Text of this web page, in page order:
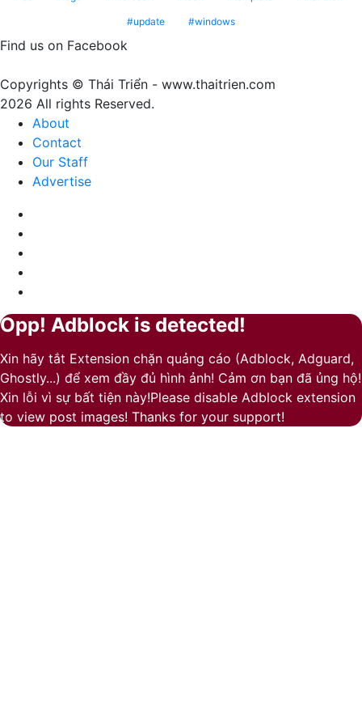
Fuzz
Màu
sự
nhã
nhặn
update windows
Find us on Facebook
Copyrights © Thái Triển - www.thaitrien.com
2026 All rights Reserved.
About
Contact
Our Staff
Advertise
Back
top
button
Close
Opp! Adblock is detected!
Xin hãy tắt Extension chặn quảng cáo (Adblock, Adguard,
Ghostly...) để xem đầy đủ hình ảnh! Cảm ơn bạn đã ủng hộ!
Xin lỗi vì sự bất tiện này!Please disable Adblock extension
to view post images! Thanks for your support!